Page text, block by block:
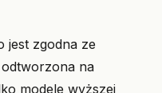
jest zgodna ze
na
modele wyższej